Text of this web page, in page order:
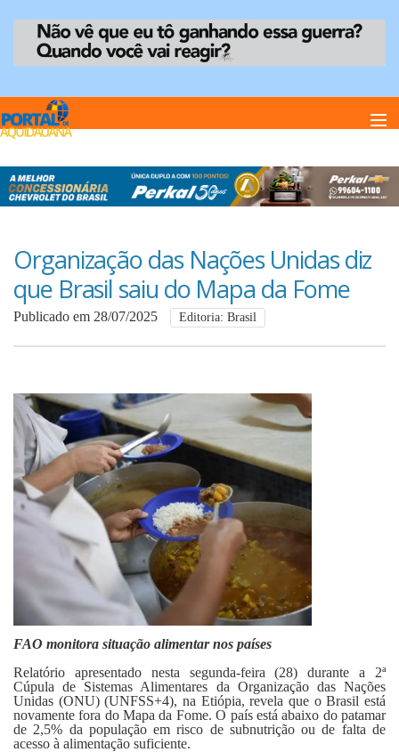
Home
Anuncie
Anuncie
Fale Conosco
Organização das Nações Unidas diz
que Brasil saiu do Mapa da Fome
Publicado em 28/07/2025 Editoria: Brasil
FAO monitora situação alimentar nos países
Relatório apresentado nesta segunda-feira (28) durante a 2ª
Cúpula de Sistemas Alimentares da Organização das Nações
Unidas (ONU) (UNFSS+4), na Etiópia, revela que o Brasil está
novamente fora do Mapa da Fome. O país está abaixo do patamar
de 2,5% da população em risco de subnutrição ou de falta de
acesso à alimentação suficiente.